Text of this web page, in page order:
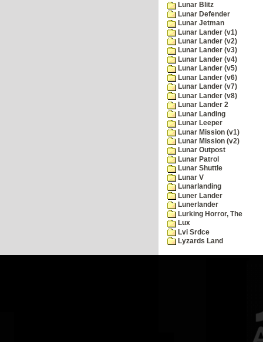
Lunar Blitz
Lunar Defender
Lunar Jetman
Lunar Lander (v1)
Lunar Lander (v2)
Lunar Lander (v3)
Lunar Lander (v4)
Lunar Lander (v5)
Lunar Lander (v6)
Lunar Lander (v7)
Lunar Lander (v8)
Lunar Lander 2
Lunar Landing
Lunar Leeper
Lunar Mission (v1)
Lunar Mission (v2)
Lunar Outpost
Lunar Patrol
Lunar Shuttle
Lunar V
Lunarlanding
Luner Lander
Lunerlander
Lurking Horror, The
Lux
Lvi Srdce
Lyzards Land